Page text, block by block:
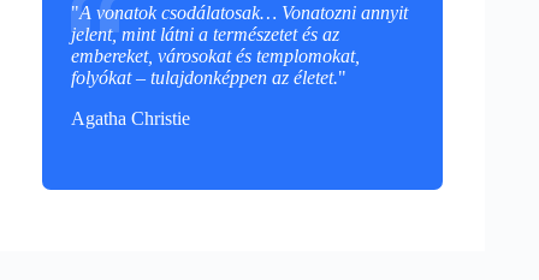
"A vonatok csodálatosak… Vonatozni annyit
jelent, mint látni a természetet és az
embereket, városokat és templomokat,
folyókat – tulajdonképpen az életet."
Agatha Christie